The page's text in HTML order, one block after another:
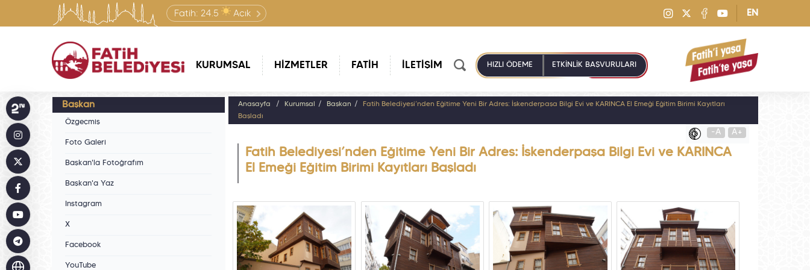
Fatih: 24.5 Açık EN
KURUMSAL HİZMETLER FATİH İLETİŞİM HIZLI ÖDEME ETKİNLİK BAŞVURULARI
Başkan
Özgeçmiş
Foto Galeri
Başkan'la Fotoğrafım
Başkan'a Yaz
Instagram
X
Facebook
YouTube
Anasayfa Kurumsal Başkan
Fatih Belediyesi’nden Eğitime Yeni Bir Adres: İskenderpaşa Bilgi Evi ve KARINCA El Emeği Eğitim Birimi Kayıtları
Başladı
-A A+
Fatih Belediyesi’nden Eğitime Yeni Bir Adres: İskenderpaşa Bilgi Evi ve KARINCA
El Emeği Eğitim Birimi Kayıtları Başladı